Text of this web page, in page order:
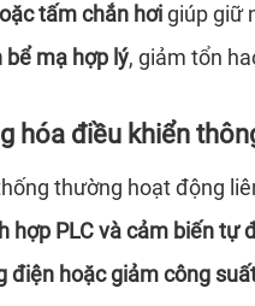
tấm chắn hơigiúp giữ
bể mạ hợp lý, giảm tổn
hóa điều khiển
thường hoạt động
hợp PLC và cảm biến tự
điện hoặc giảm công